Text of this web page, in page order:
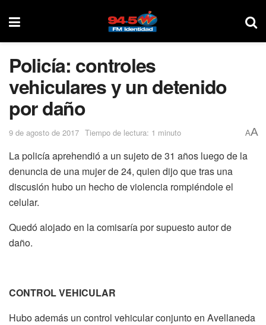
Policía: controles
vehiculares y un detenido
por daño
9 de agosto de 2017 Tiempo de lectura: 1 minuto AA
La policía aprehendió a un sujeto de 31 años luego de la
denuncia de una mujer de 24, quien dijo que tras una
discusión hubo un hecho de violencia rompiéndole el
celular.
Quedó alojado en la comisaría por supuesto autor de
daño.
CONTROL VEHICULAR
Hubo además un control vehicular conjunto en Avellaneda